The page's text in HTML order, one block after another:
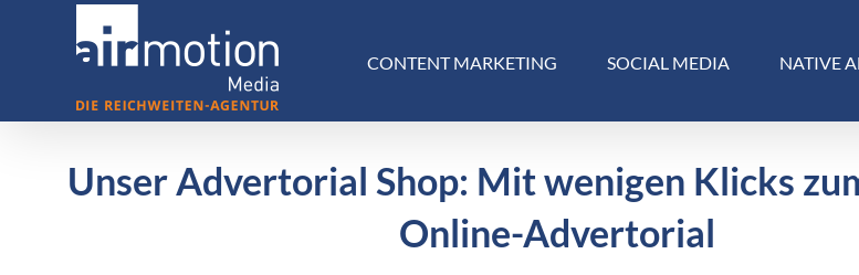
CONTENT MARKETING SOCIAL MEDIA NATIVE
Unser Advertorial Shop: Mit wenigen Klicks
Online-Advertorial